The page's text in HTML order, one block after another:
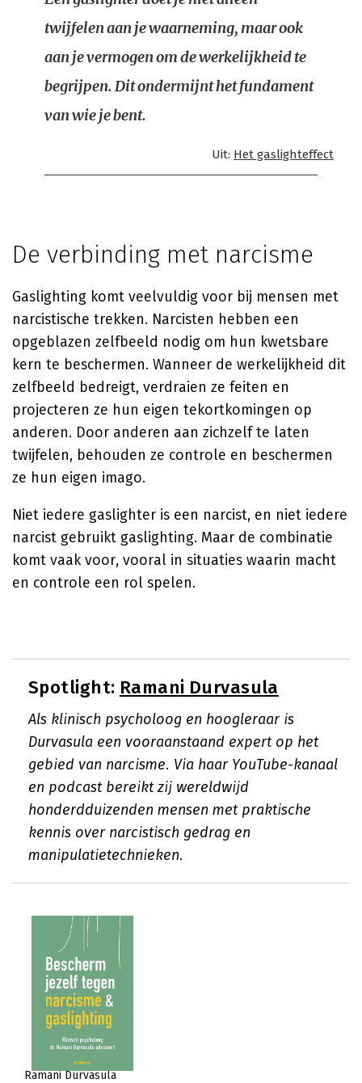
twijfelen aan je waarneming, maar ook
aan je vermogen om de werkelijkheid te
begrijpen. Dit ondermijnt het fundament
van wie je bent.
Uit: Het gaslighteffect
De verbinding met narcisme
Gaslighting komt veelvuldig voor bij mensen met
narcistische trekken. Narcisten hebben een
opgeblazen zelfbeeld nodig om hun kwetsbare
kern te beschermen. Wanneer de werkelijkheid dit
zelfbeeld bedreigt, verdraien ze feiten en
projecteren ze hun eigen tekortkomingen op
anderen. Door anderen aan zichzelf te laten
twijfelen, behouden ze controle en beschermen
ze hun eigen imago.
Niet iedere gaslighter is een narcist, en niet iedere
narcist gebruikt gaslighting. Maar de combinatie
komt vaak voor, vooral in situaties waarin macht
en controle een rol spelen.
Spotlight: Ramani Durvasula
Als klinisch psycholoog en hoogleraar is
Durvasula een vooraanstaand expert op het
gebied van narcisme. Via haar YouTube-kanaal
en podcast bereikt zij wereldwijd
honderdduizenden mensen met praktische
kennis over narcistisch gedrag en
manipulatietechnieken.
Ramani Durvasula